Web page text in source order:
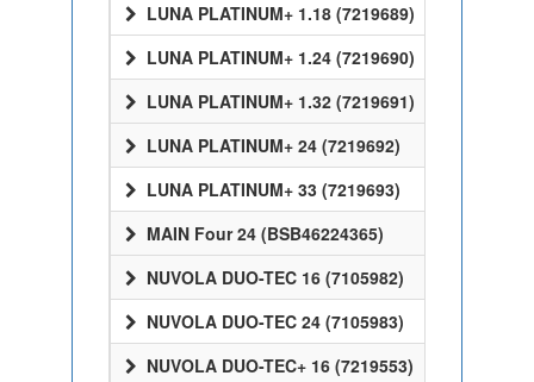
LUNA PLATINUM+ 1.18 (7219689)
LUNA PLATINUM+ 1.24 (7219690)
LUNA PLATINUM+ 1.32 (7219691)
LUNA PLATINUM+ 24 (7219692)
LUNA PLATINUM+ 33 (7219693)
MAIN Four 24 (BSB46224365)
NUVOLA DUO-TEC 16 (7105982)
NUVOLA DUO-TEC 24 (7105983)
NUVOLA DUO-TEC+ 16 (7219553)